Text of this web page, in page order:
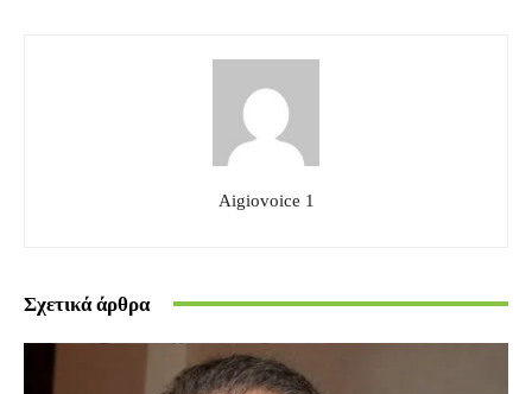
Aigiovoice 1
Σχετικά άρθρα